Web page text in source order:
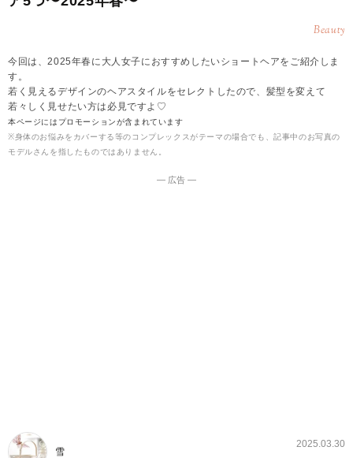
Beauty
今回は、2025年春に大人女子におすすめしたいショートヘアをご紹介しま
す。
若く見えるデザインのヘアスタイルをセレクトしたので、髪型を変えて
若々しく見せたい方は必見ですよ♡
本ページにはプロモーションが含まれています
※身体のお悩みをカバーする等のコンプレックスがテーマの場合でも、記事中のお写真の
モデルさんを指したものではありません。
― 広告 ―
雪
2025.03.30